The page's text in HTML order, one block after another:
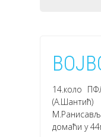
14.коло
домаћи у